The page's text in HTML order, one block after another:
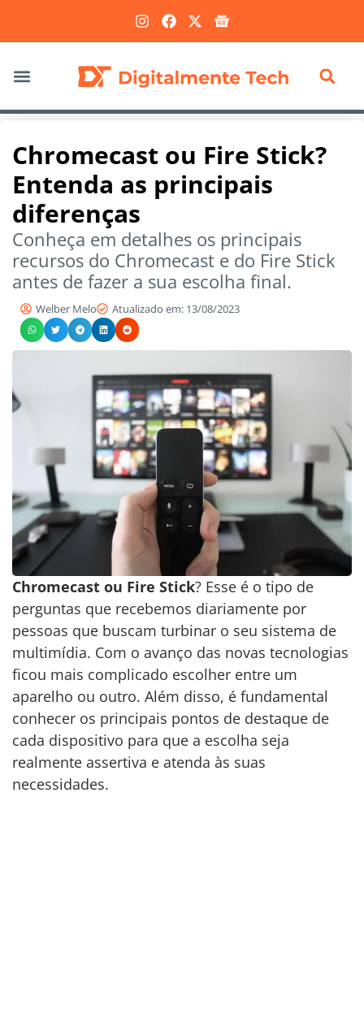
Chromecast ou Fire Stick?
Entenda as principais
diferenças
Conheça em detalhes os principais
recursos do Chromecast e do Fire Stick
antes de fazer a sua escolha final.
Welber Melo Atualizado em: 13/08/2023
Chromecast ou Fire Stick? Esse é o tipo de
perguntas que recebemos diariamente por
pessoas que buscam turbinar o seu sistema de
multimídia. Com o avanço das novas tecnologias
ficou mais complicado escolher entre um
aparelho ou outro. Além disso, é fundamental
conhecer os principais pontos de destaque de
cada dispositivo para que a escolha seja
realmente assertiva e atenda às suas
necessidades.